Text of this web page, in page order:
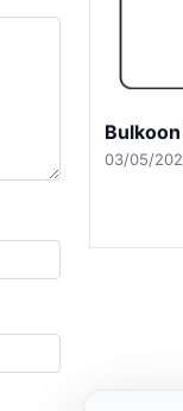
03/05/